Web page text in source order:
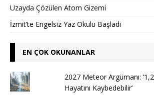
Uzayda Çözülen Atom Gizemi
İzmit’te Engelsiz Yaz Okulu Başladı
EN ÇOK OKUNANLAR
2027 Meteor Argümanı:
Hayatını Kaybedebilir’